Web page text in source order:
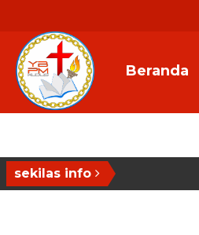
Beranda
sekilas info